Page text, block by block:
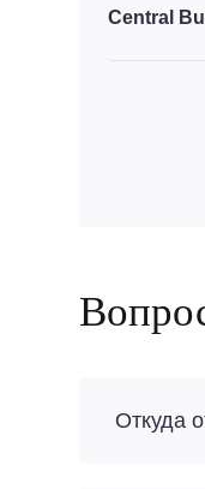
Central
Откуда